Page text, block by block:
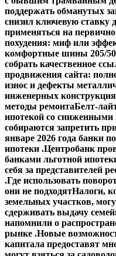
поддержать обманутых
снизил ключевую ставку
применяться на
похудения: миф или
комфортные шины 205/50
собрать качественное
продвижения сайта:
износ и дефекты
инженерных
методы ремонтаБелт-
ипотекой со
собираются запретить
январе 2026 года банки
ипотеки .Центробанк
банками льготной
себя за представителей
.Где использовать
они не подходятНалоги,
земельных участков,
сдерживать выдачу
напомнили о
рынке .Новые
капитала предоставят